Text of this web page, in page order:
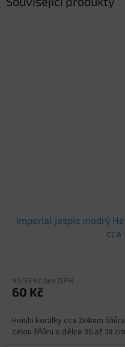
Imperial jaspis modrý
cca
49,59 Kč bez DPH
60 Kč
Heishi korálky cca 2x4mm
celou šňůru o délce 36 až 38 cm